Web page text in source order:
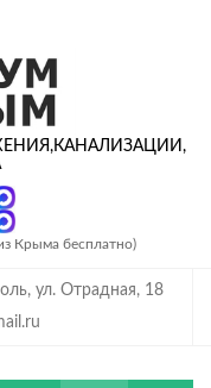
ул. Отрадная, 18
КАНАЛИЗАЦИИ,
Крыма бесплатно)